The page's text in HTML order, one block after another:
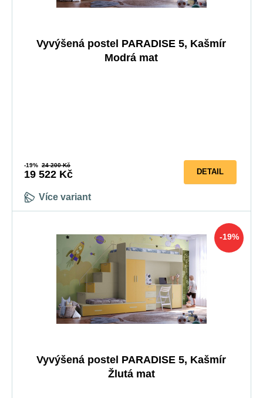
Vyvýšená postel PARADISE 5, Kašmír
Modrá mat
-19% 24 200 Kč
19 522 Kč
Více variant
DETAIL
-19%
Vyvýšená postel PARADISE 5, Kašmír
Žlutá mat